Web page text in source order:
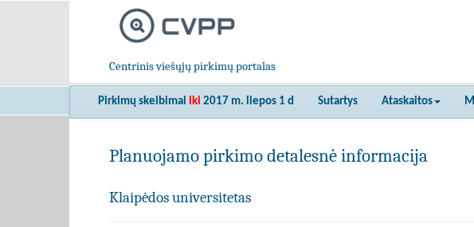
Centrinis viešųjų pirkimų portalas
Pirkimų skelbimai iki 2017 m. liepos 1 d Sutartys Ataskaitos
Planuojamo pirkimo detalesnė informacija
Klaipėdos universitetas